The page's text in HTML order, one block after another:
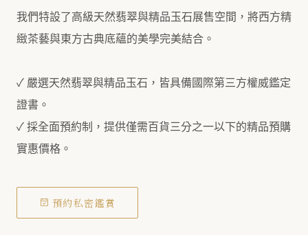
我們特設了高級天然翡翠與精品玉石展售空間，將西方精
緻茶藝與東方古典底蘊的美學完美結合。
✓ 嚴選天然翡翠與精品玉石，皆具備國際第三方權威鑑定
證書。
✓ 採全面預約制，提供僅需百貨三分之一以下的精品預購
實惠價格。
預約私密鑑賞